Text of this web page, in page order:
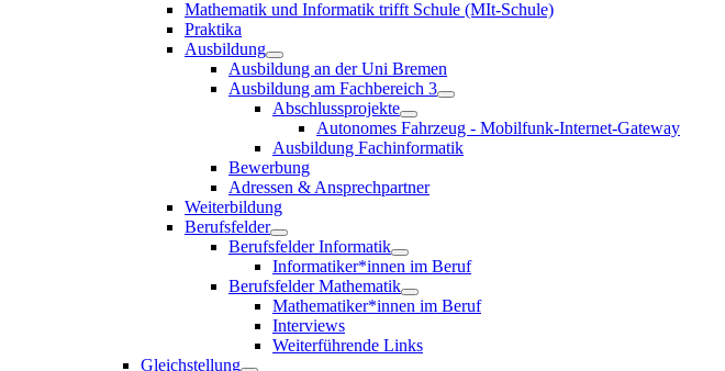
Mathematik und Informatik trifft Schule (MIt-Schule)
Praktika
Ausbildung
Ausbildung an der Uni Bremen
Ausbildung am Fachbereich 3
Abschlussprojekte
Autonomes Fahrzeug - Mobilfunk-Internet-Gateway
Ausbildung Fachinformatik
Bewerbung
Adressen & Ansprechpartner
Weiterbildung
Berufsfelder
Berufsfelder Informatik
Informatiker*innen im Beruf
Berufsfelder Mathematik
Mathematiker*innen im Beruf
Interviews
Weiterführende Links
Gleichstellung